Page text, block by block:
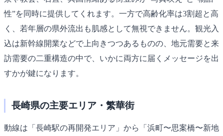
性”を同時に提供してくれます。一方で高齢化率は3割超と高
く、若年層の県外流出も肌感として無視できません。観光入
込は新幹線開業などで上向きつつあるものの、地元需要と来
訪需要の二重構造の中で、いかに両方に届くメッセージを出
すかが鍵になります。
長崎県の主要エリア・繁華街
動線は「長崎駅の再開発エリア」から「浜町〜思案橋〜新地